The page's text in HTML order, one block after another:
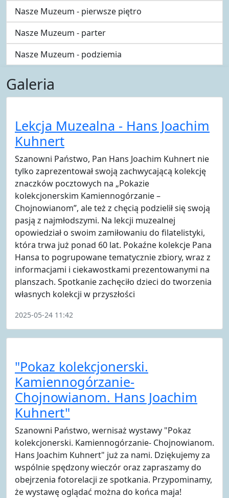
Nasze Muzeum - pierwsze piętro
Nasze Muzeum - parter
Nasze Muzeum - podziemia
Galeria
Lekcja Muzealna - Hans Joachim
Kuhnert
Szanowni Państwo, Pan Hans Joachim Kuhnert nie
tylko zaprezentował swoją zachwycającą kolekcję
znaczków pocztowych na „Pokazie
kolekcjonerskim Kamiennogórzanie –
Chojnowianom”, ale też z chęcią podzielił się swoją
pasją z najmłodszymi. Na lekcji muzealnej
opowiedział o swoim zamiłowaniu do filatelistyki,
która trwa już ponad 60 lat. Pokaźne kolekcje Pana
Hansa to pogrupowane tematycznie zbiory, wraz z
informacjami i ciekawostkami prezentowanymi na
planszach. Spotkanie zachęciło dzieci do tworzenia
własnych kolekcji w przyszłości
2025-05-24 11:42
"Pokaz kolekcjonerski.
Kamiennogórzanie-
Chojnowianom. Hans Joachim
Kuhnert"
Szanowni Państwo, wernisaż wystawy "Pokaz
kolekcjonerski. Kamiennogórzanie- Chojnowianom.
Hans Joachim Kuhnert" już za nami. Dziękujemy za
wspólnie spędzony wieczór oraz zapraszamy do
obejrzenia fotorelacji ze spotkania. Przypominamy,
że wystawę oglądać można do końca maja!